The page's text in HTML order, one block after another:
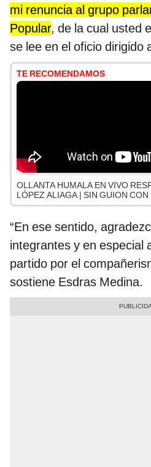
mi renuncia al grupo
Popular, de la cual usted
se lee en el oficio dirigido
TE RECOMENDAMOS
OLLANTA HUMALA EN VIVO
LÓPEZ ALIAGA | SIN GUION
“En ese sentido,
integrantes y en especial
partido por el
sostiene Esdras Medina.